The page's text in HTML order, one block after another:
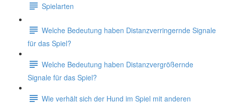
Spielarten
Welche Bedeutung haben Distanzverringernde Signale
für das Spiel?
Welche Bedeutung haben Distanzvergrößernde
Signale für das Spiel?
Wie verhält sich der Hund im Spiel mit anderen